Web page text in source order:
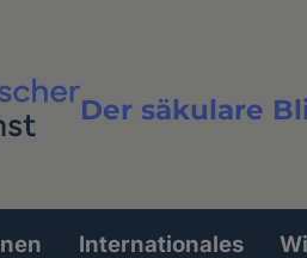
Der säkulare
Volltextsuche
Internationales